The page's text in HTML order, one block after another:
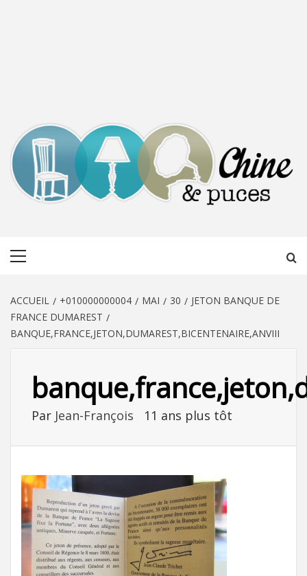
ACCUEIL +010000000004 MAI 30
JETON BANQUE DE
FRANCE DUMAREST
BANQUE,FRANCE,JETON,DUMAREST,BICENTENAIRE,ANVIII
Par Jean-François 11 ans plus tôt